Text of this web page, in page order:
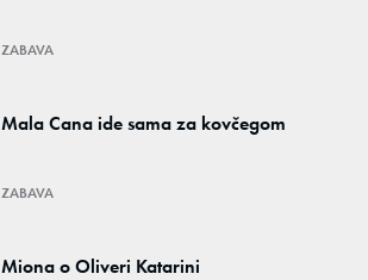
ZABAVA
Mala Cana ide sama za kovčegom
ZABAVA
Miona o Oliveri Katarini